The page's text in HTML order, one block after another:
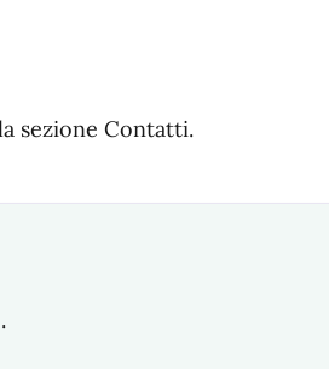
sezione Contatti.